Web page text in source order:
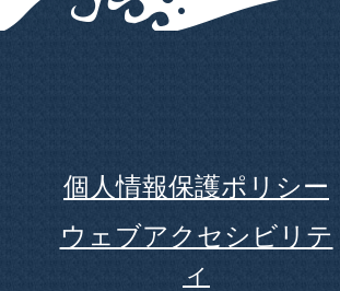
個人情報保護ポリシー
ウェブアクセシビリテ
ィ